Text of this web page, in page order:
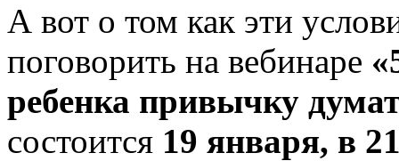
А вот о том как эти
поговорить на вебинаре
ребенка привычку
состоится 19 января, в